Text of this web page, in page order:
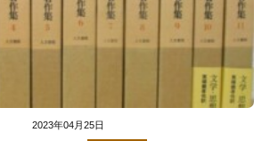
2023年04月25日